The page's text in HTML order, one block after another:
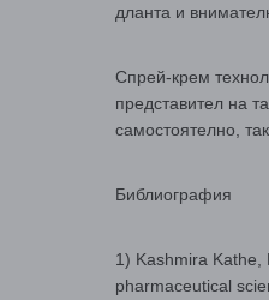
дланта и
Спрей-крем
представител на
самостоятелно,
Библиография
1) Kashmira
pharmaceutical